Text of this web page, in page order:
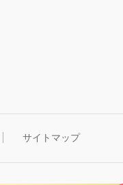
サイトマップ